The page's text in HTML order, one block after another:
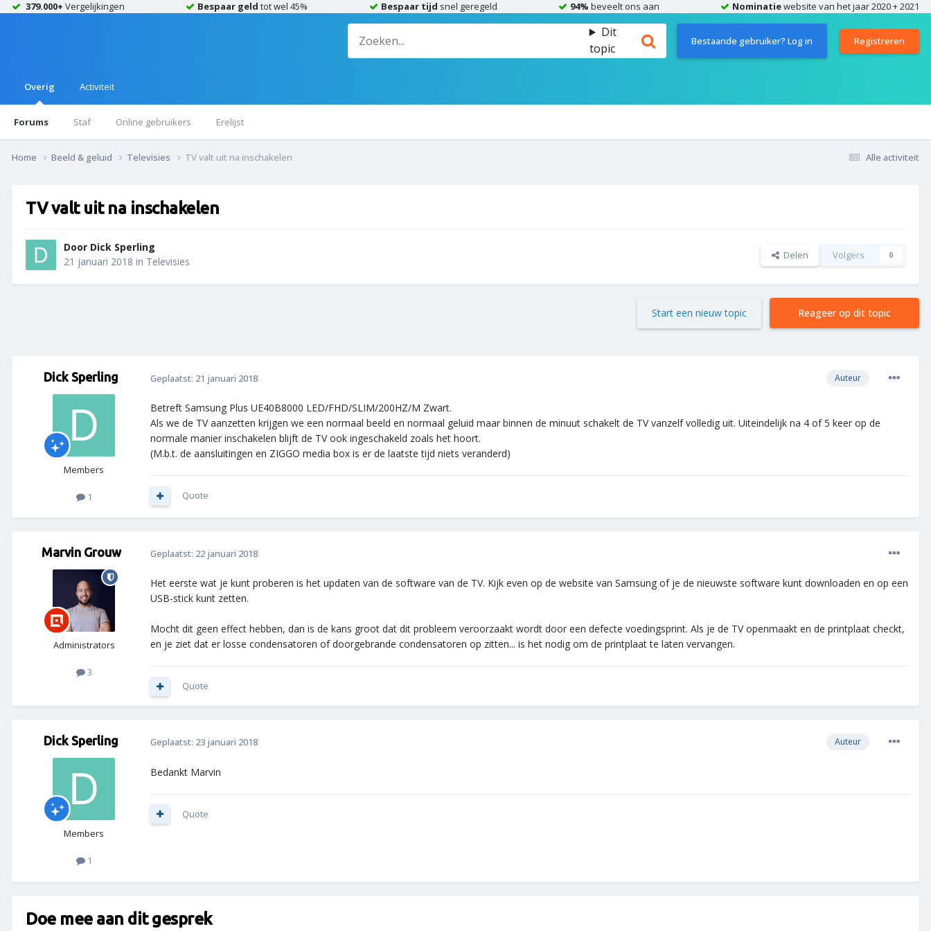
379.000+ Vergelijkingen Bespaar geld tot wel 45% Bespaar tijd snel geregeld 94% beveelt ons aan Nominatiewebsite van het jaar 2020 + 2021
Dit
topic
Bestaande gebruiker? Log in Registreren
Overig
Forums Staf Online gebruikers Erelijst
Activiteit
Alle activiteit
Home Beeld & geluid Televisies TV valt uit na inschakelen
TV valt uit na inschakelen
Door Dick Sperling
21 januari 2018 in Televisies Delen Volgers 0
Reageer op dit topic
Start een nieuw topic
Dick Sperling
Members
1
Auteur
Geplaatst: 21 januari 2018
Betreft Samsung Plus UE40B8000 LED/FHD/SLIM/200HZ/M Zwart.
Als we de TV aanzetten krijgen we een normaal beeld en normaal geluid maar binnen de minuut schakelt de TV vanzelf volledig uit. Uiteindelijk na 4 of 5 keer op de
normale manier inschakelen blijft de TV ook ingeschakeld zoals het hoort.
(M.b.t. de aansluitingen en ZIGGO media box is er de laatste tijd niets veranderd)
Quote
Marvin Grouw
Administrators
3
Geplaatst: 22 januari 2018
Het eerste wat je kunt proberen is het updaten van de software van de TV. Kijk even op de website van Samsung of je de nieuwste software kunt downloaden en op een
USB-stick kunt zetten.
Mocht dit geen effect hebben, dan is de kans groot dat dit probleem veroorzaakt wordt door een defecte voedingsprint. Als je de TV openmaakt en de printplaat checkt,
en je ziet dat er losse condensatoren of doorgebrande condensatoren op zitten... is het nodig om de printplaat te laten vervangen.
Quote
Dick Sperling
Members
1
Auteur
Geplaatst: 23 januari 2018
Bedankt Marvin
Quote
Doe mee aan dit gesprek